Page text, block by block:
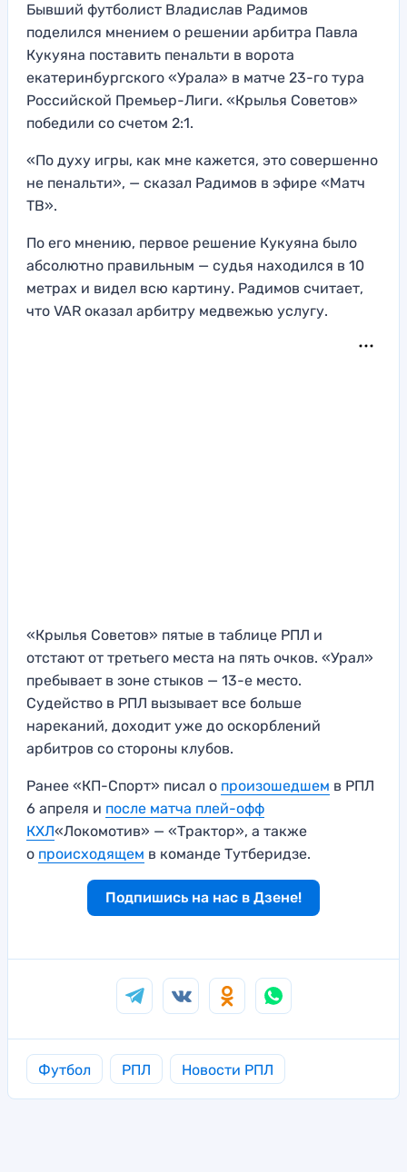
Бывший футболист Владислав Радимов
поделился мнением о решении арбитра Павла
Кукуяна поставить пенальти в ворота
екатеринбургского «Урала» в матче 23-го тура
Российской Премьер-Лиги. «Крылья Советов»
победили со счетом 2:1.
«По духу игры, как мне кажется, это совершенно
не пенальти», — сказал Радимов в эфире «Матч
ТВ».
По его мнению, первое решение Кукуяна было
абсолютно правильным — судья находился в 10
метрах и видел всю картину. Радимов считает,
что VAR оказал арбитру медвежью услугу.
«Крылья Советов» пятые в таблице РПЛ и
отстают от третьего места на пять очков. «Урал»
пребывает в зоне стыков — 13-е место.
Судейство в РПЛ вызывает все больше
нареканий, доходит уже до оскорблений
арбитров со стороны клубов.
Ранее «КП-Спорт» писал о произошедшем в РПЛ
6 апреля и после матча плей-офф
КХЛ«Локомотив» — «Трактор», а также
о происходящем в команде Тутберидзе.
Подпишись на нас в Дзене!
Футбол РПЛ Новости РПЛ